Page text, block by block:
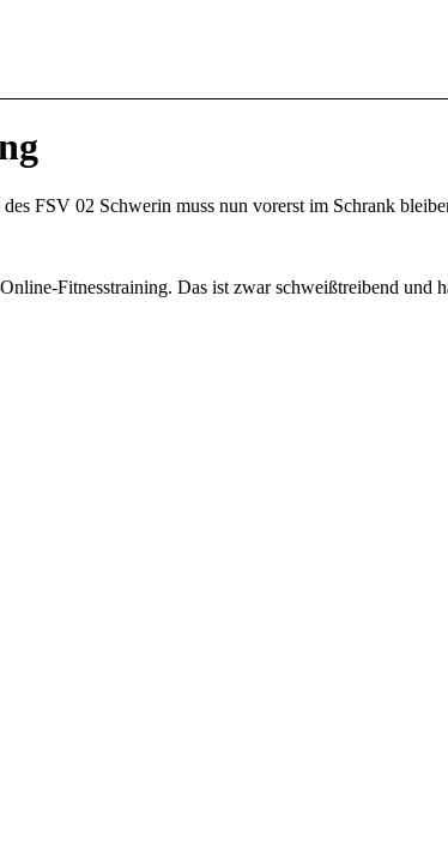
FSV 02 Schwerin muss nun vorerst im Schrank
Fitnesstraining. Das ist zwar schweißtreibend und